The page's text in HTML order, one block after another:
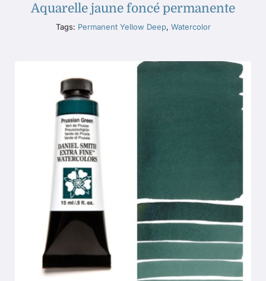
Aquarelle jaune foncé permanente
Tags: Permanent Yellow Deep, Watercolor